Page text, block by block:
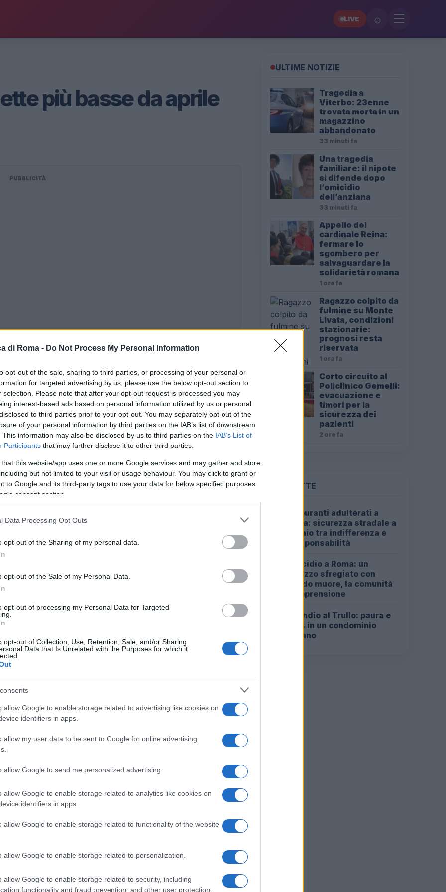
di Roma - Do Not Process My Personal Information
opt-out of the sale, sharing to third parties, or processing of your personal or
for targeted advertising by us, please use the below opt-out section to
selection. Please note that after your opt-out request is processed you may
interest-based ads based on personal information utilized by us or personal
to third parties prior to your opt-out. You may separately opt-out of the
of your personal information by third parties on the IAB’s list of downstream
This information may also be disclosed by us to third parties on the IAB’s List of
Participants that may further disclose it to other third parties.
that this website/app uses one or more Google services and may gather and store
but not limited to your visit or usage behaviour. You may click to grant or
to Google and its third-party tags to use your data for below specified purposes
consent section.
Data Processing Opt Outs
opt-out of the Sharing of my personal data.
opt-out of the Sale of my Personal Data.
opt-out of processing my Personal Data for Targeted
opt-out of Collection, Use, Retention, Sale, and/or Sharing
Data that Is Unrelated with the Purposes for which it
allow Google to enable storage related to advertising like cookies on
identifiers in apps.
allow my user data to be sent to Google for online advertising
allow Google to send me personalized advertising.
allow Google to enable storage related to analytics like cookies on
identifiers in apps.
allow Google to enable storage related to functionality of the website
allow Google to enable storage related to personalization.
allow Google to enable storage related to security, including
functionality and fraud prevention, and other user protection.
LIVE ⌕
più basse da aprile
PUBBLICITÀ
a quanto riferito da Arera ci sarà una riduzione del
nel secondo semestre del 2020 è dovuto, secondo
delle materie prime nei mercati all’ingrosso” connessa
per la luce che per il gas.
di
CORONAVIRUS ROMA Primo bimbo
ed Egitto aiutano l’Italia
ULTIME NOTIZIE
Tragedia a
Viterbo: 23enne
trovata morta in un
magazzino
abbandonato
33 minuti fa
Una tragedia
familiare: il nipote
si difende dopo
l’omicidio
dell’anziana
33 minuti fa
Appello del
cardinale Reina:
fermare lo
sgombero per
salvaguardare la
solidarietà romana
1 ora fa
Ragazzo colpito da
fulmine su Monte
Livata, condizioni
stazionarie:
prognosi resta
riservata
1 ora fa
Corto circuito al
Policlinico Gemelli:
evacuazione e
timori per la
sicurezza dei
pazienti
2 ore fa
PIÙ LETTE
Carburanti adulterati a
Roma: sicurezza stradale a
rischio tra indifferenza e
irresponsabilità
Omicidio a Roma: un
ragazzo sfregiato con
l’acido muore, la comunità
in apprensione
Incendio al Trullo: paura e
caos in un condominio
romano